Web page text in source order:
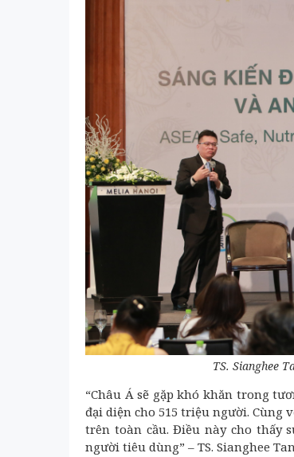
TS. Sianghee
“Châu Á sẽ gặp khó khăn trong
đại diện cho 515 triệu người. Cùng
trên toàn cầu. Điều này cho thấy
người tiêu dùng” – TS. Sianghee